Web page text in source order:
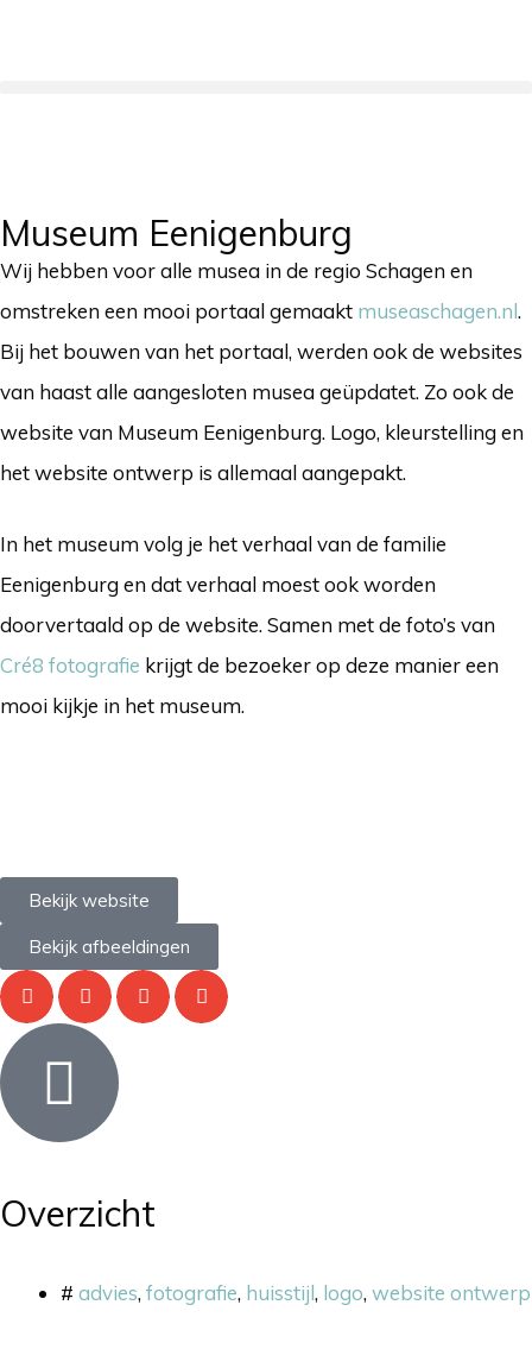
Museum Eenigenburg
Wij hebben voor alle musea in de regio Schagen en
omstreken een mooi portaal gemaakt museaschagen.nl.
Bij het bouwen van het portaal, werden ook de websites
van haast alle aangesloten musea geüpdatet. Zo ook de
website van Museum Eenigenburg. Logo, kleurstelling en
het website ontwerp is allemaal aangepakt.
In het museum volg je het verhaal van de familie
Eenigenburg en dat verhaal moest ook worden
doorvertaald op de website. Samen met de foto’s van
Cré8 fotografie krijgt de bezoeker op deze manier een
mooi kijkje in het museum.
Bekijk website
Bekijk afbeeldingen
Overzicht
# advies, fotografie, huisstijl, logo, website ontwerp